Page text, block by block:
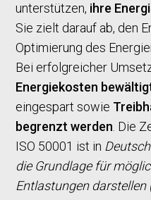
unterstützen, ihre
Sie zielt darauf ab, den
Optimierung des
Bei erfolgreicher
Energiekosten
eingespart sowie
begrenzt werden. Die
ISO 50001 ist in
die Grundlage für
Entlastungen darstellen